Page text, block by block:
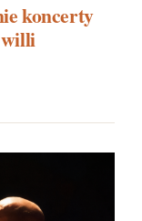
koncerty
willi